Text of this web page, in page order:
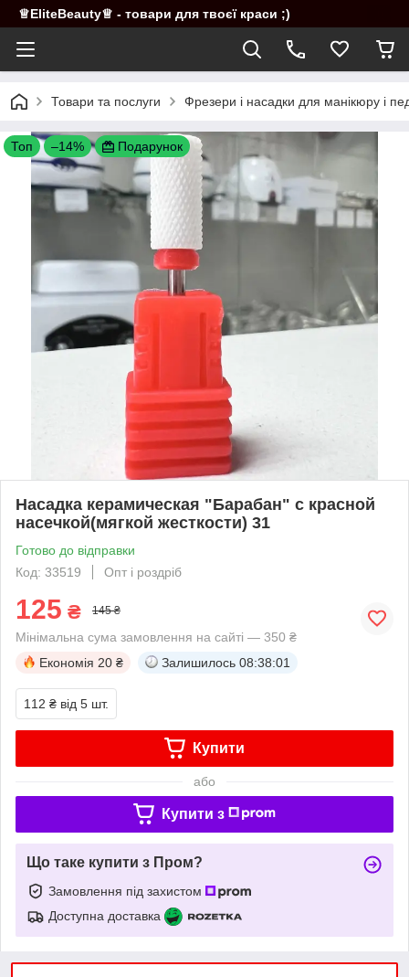
♕EliteBeauty♕ - товари для твоєї краси ;)
Товари та послуги Фрезери і насадки для манікюру і
Топ –14% Подарунок
Насадка керамическая "Барабан" с красной
насечкой(мягкой жесткости) 31
Готово до відправки
Код: 33519
Опт і роздріб
125 ₴ 145 ₴
Мінімальна сума замовлення на сайті — 350 ₴
Економія 20 ₴ Залишилось 08:38:01
112 ₴ від 5 шт.
Купити
або
Купити з
Що таке купити з Пром?
Замовлення під захистом
Доступна доставка